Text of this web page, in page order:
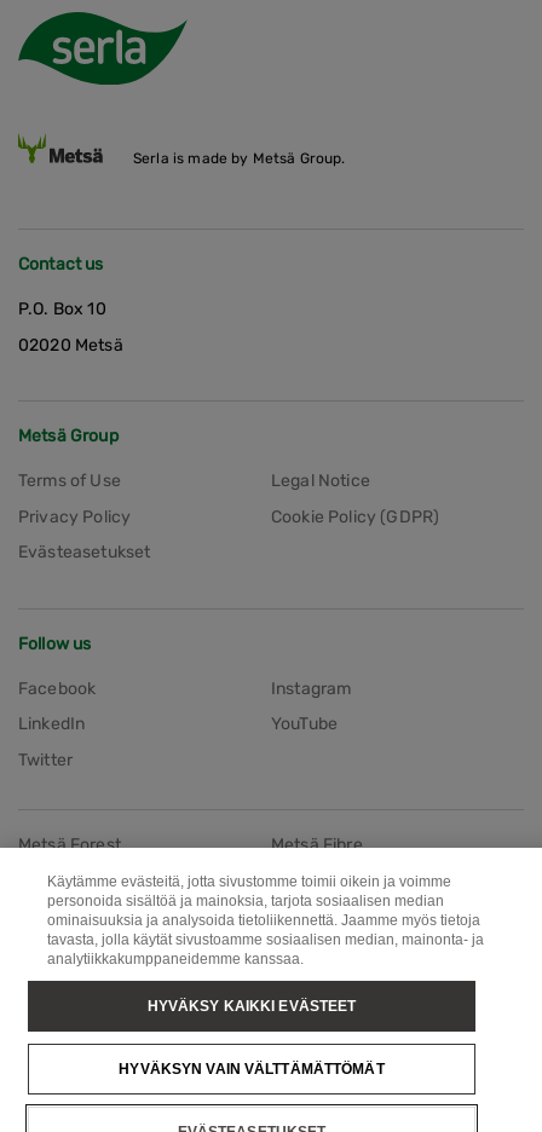
Serla is made by Metsä Group.
Contact us
P.O. Box 10
02020 Metsä
Metsä Group
Terms of Use
Legal Notice
Privacy Policy
Cookie Policy (GDPR)
Evästeasetukset
Follow us
Facebook
Instagram
LinkedIn
YouTube
Twitter
Metsä Forest
Metsä Fibre
Metsä Wood
Metsä Board
Metsä Tissue
Metsä Spring
Copyright © Metsä Group
Käytämme evästeitä, jotta sivustomme toimii oikein ja voimme
personoida sisältöä ja mainoksia, tarjota sosiaalisen median
ominaisuuksia ja analysoida tietoliikennettä. Jaamme myös tietoja
tavasta, jolla käytät sivustoamme sosiaalisen median, mainonta- ja
analytiikkakumppaneidemme kanssaa.
HYVÄKSYN VAIN VÄLTTÄMÄTTÖMÄT
HYVÄKSY KAIKKI EVÄSTEET